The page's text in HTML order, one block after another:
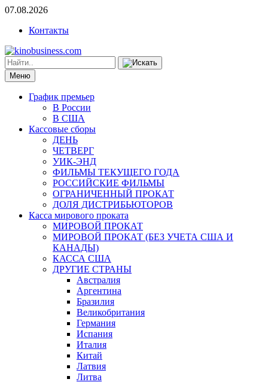
07.08.2026
Контакты
Меню
График премьер
В России
В США
Кассовые сборы
ДЕНЬ
ЧЕТВЕРГ
УИК-ЭНД
ФИЛЬМЫ ТЕКУЩЕГО ГОДА
РОССИЙСКИЕ ФИЛЬМЫ
ОГРАНИЧЕННЫЙ ПРОКАТ
ДОЛЯ ДИСТРИБЬЮТОРОВ
Касса мирового проката
МИРОВОЙ ПРОКАТ
МИРОВОЙ ПРОКАТ (БЕЗ УЧЕТА США И
КАНАДЫ)
КАССА США
ДРУГИЕ СТРАНЫ
Австралия
Аргентина
Бразилия
Великобритания
Германия
Испания
Италия
Китай
Латвия
Литва